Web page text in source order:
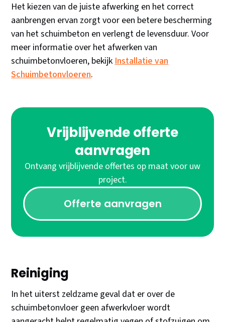
Het kiezen van de juiste afwerking en het correct
aanbrengen ervan zorgt voor een betere bescherming
van het schuimbeton en verlengt de levensduur. Voor
meer informatie over het afwerken van
schuimbetonvloeren, bekijkInstallatie van
Schuimbetonvloeren.
Vrijblijvende offerte
aanvragen
Ontvang vrijblijvende offertes op maat voor uw
project.
Offerte aanvragen
Reiniging
In het uiterst zeldzame geval dat er over de
schuimbetonvloer geen afwerkvloer wordt